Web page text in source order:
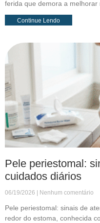
ferida que demora a melhorar
Continue Lendo
Pele periestomal:
cuidados diários
06/19/2026 Nenhum comentário
Pele periestomal: sinais de
redor do estoma, conhecida